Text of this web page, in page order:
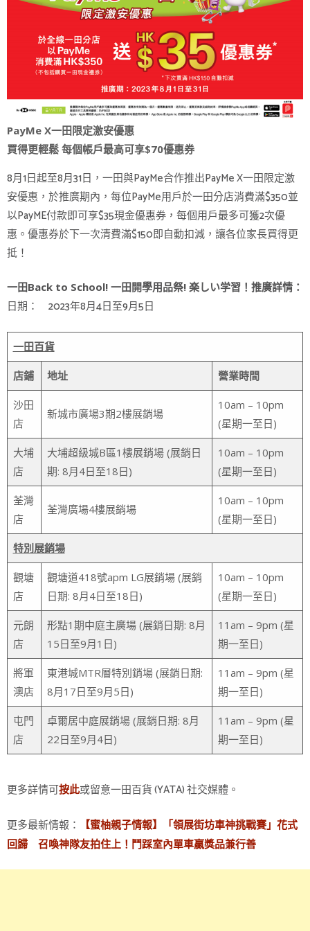
PayMe X一田限定激安優惠
買得更輕鬆 每個帳戶最高可享$70優惠券
8月1日起至8月31日，一田與PayMe合作推出PayMe X一田限定激
安優惠，於推廣期內，每位PayMe用戶於一田分店消費滿$350並
以PayME付款即可享$35現金優惠券，每個用戶最多可獲2次優
惠。優惠券於下一次清費滿$150即自動扣減，讓各位家長買得更
抵！
一田Back to School! 一田開學用品祭! 楽しい学習！推廣詳情：
日期： 2023年8月4日至9月5日
一田百貨
店鋪 地址 營業時間
沙田
店
新城市廣場3期2樓展銷場
10am – 10pm
(星期一至日)
大埔
店
大埔超級城B區1樓展銷場 (展銷日
期: 8月4日至18日)
10am – 10pm
(星期一至日)
荃灣
店
荃灣廣場4樓展銷場
10am – 10pm
(星期一至日)
特別展銷場
觀塘
店
觀塘道418號apm LG展銷場 (展銷
日期: 8月4日至18日)
10am – 10pm
(星期一至日)
元朗
店
形點1期中庭主廣場 (展銷日期: 8月
15日至9月1日)
11am – 9pm (星
期一至日)
將軍
澳店
東港城MTR層特別銷場 (展銷日期:
8月17日至9月5日)
11am – 9pm (星
期一至日)
屯門
店
卓爾居中庭展銷場 (展銷日期: 8月
22日至9月4日)
11am – 9pm (星
期一至日)
更多詳情可按此或留意一田百貨 (YATA) 社交媒體。
更多最新情報：
【蜜柚親子情報】「領展街坊車神挑戰賽」花式
回歸 召喚神隊友拍住上！鬥踩室內單車贏獎品兼行善